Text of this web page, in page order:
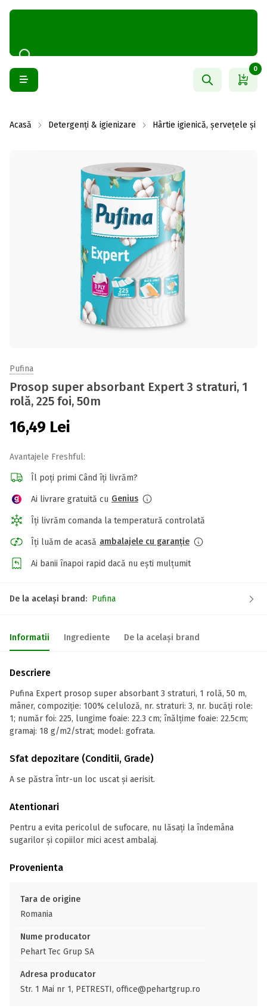
0
Acasă Detergenți & igienizare Hârtie igienică, șervețele și
Pufina
Prosop super absorbant Expert 3 straturi, 1
rolă, 225 foi, 50m
16,49 Lei
Avantajele Freshful:
Îl poți primi Când îți livrăm?
Ai livrare gratuită cu Genius
Îți livrăm comanda la temperatură controlată
Îți luăm de acasă ambalajele cu garanție
Ai banii înapoi rapid dacă nu ești mulțumit
De la același brand: Pufina
Informatii Ingrediente De la același brand
Descriere
Pufina Expert prosop super absorbant 3 straturi, 1 rolă, 50 m,
mâner, compoziție: 100% celuloză, nr. straturi: 3, nr. bucăți role:
1; număr foi: 225, lungime foaie: 22.3 cm; înălțime foaie: 22.5cm;
gramaj: 18 g/m2/strat; model: gofrata.
Sfat depozitare (Conditii, Grade)
A se păstra într-un loc uscat și aerisit.
Atentionari
Pentru a evita pericolul de sufocare, nu lăsați la îndemâna
sugarilor și copiilor mici acest ambalaj.
Provenienta
Tara de origine
Romania
Nume producator
Pehart Tec Grup SA
Adresa producator
Str. 1 Mai nr 1, PETRESTI, office@pehartgrup.ro